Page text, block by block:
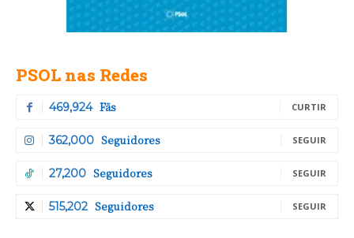
PSOL nas Redes
469,924 Fãs CURTIR
362,000 Seguidores SEGUIR
27,200 Seguidores SEGUIR
515,202 Seguidores SEGUIR